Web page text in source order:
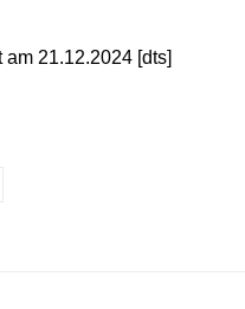
21.12.2024 [dts]